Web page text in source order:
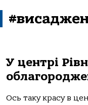
У центрі
Ось таку красу в